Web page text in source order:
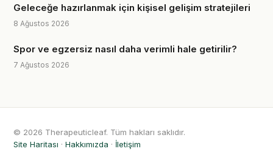
Geleceğe hazırlanmak için kişisel gelişim stratejileri
8 Ağustos 2026
Spor ve egzersiz nasıl daha verimli hale getirilir?
7 Ağustos 2026
© 2026 Therapeuticleaf. Tüm hakları saklıdır.
Site Haritası · Hakkımızda · İletişim